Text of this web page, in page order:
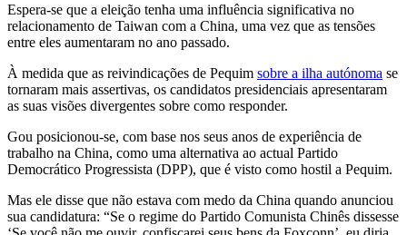
Espera-se que a eleição tenha uma influência significativa no
relacionamento de Taiwan com a China, uma vez que as tensões
entre eles aumentaram no ano passado.
À medida que as reivindicações de Pequim sobre a ilha autónoma se
tornaram mais assertivas, os candidatos presidenciais apresentaram
as suas visões divergentes sobre como responder.
Gou posicionou-se, com base nos seus anos de experiência de
trabalho na China, como uma alternativa ao actual Partido
Democrático Progressista (DPP), que é visto como hostil a Pequim.
Mas ele disse que não estava com medo da China quando anunciou
sua candidatura: “Se o regime do Partido Comunista Chinês dissesse